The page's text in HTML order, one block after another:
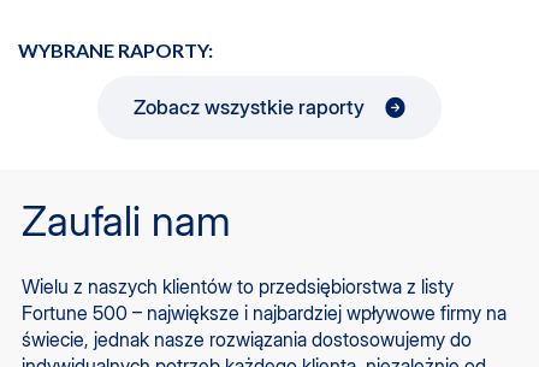
WYBRANE RAPORTY:
Zobacz wszystkie raporty
Zaufali nam
Wielu z naszych klientów to przedsiębiorstwa z listy
Fortune 500 – największe i najbardziej wpływowe firmy na
świecie, jednak nasze rozwiązania dostosowujemy do